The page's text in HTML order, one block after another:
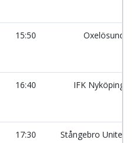
15:50
16:40 IFK
17:30 Stångebro